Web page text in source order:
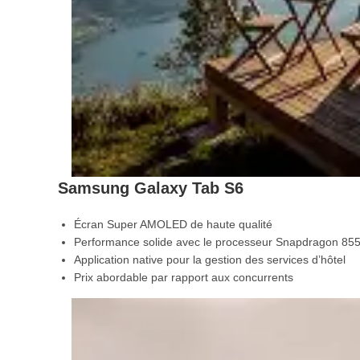
Samsung Galaxy Tab S6
Écran Super AMOLED de haute qualité
Performance solide avec le processeur Snapdragon 855
Application native pour la gestion des services d’hôtel
Prix abordable par rapport aux concurrents